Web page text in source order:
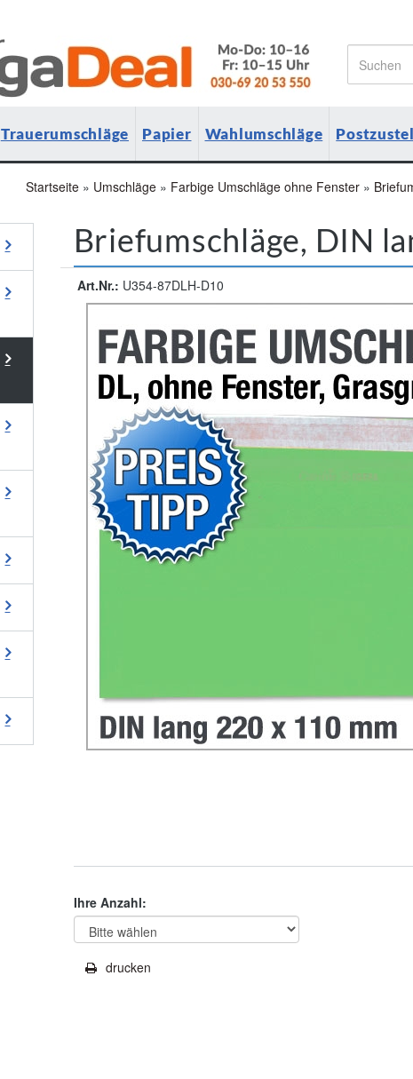
Trauerumschläge Papier Wahlumschläge
Startseite » Umschläge » Farbige Umschläge ohne Fenster »
Briefumschläge, DIN
Art.Nr.: U354-87DLH-D10
Ihre Anzahl:
drucken